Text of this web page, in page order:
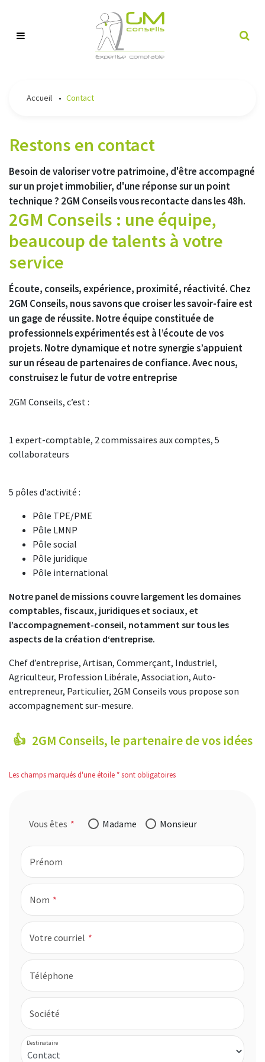
Notre cabinet
Actualités
Blog
Contact
Espace client
Accueil • Contact
Restons en contact
Besoin de valoriser votre patrimoine, d'être accompagné
sur un projet immobilier, d'une réponse sur un point
technique ? 2GM Conseils vous recontacte dans les 48h.
2GM Conseils : une équipe,
beaucoup de talents à votre
service
Écoute, conseils, expérience, proximité, réactivité. Chez
2GM Conseils, nous savons que croiser les savoir-faire est
un gage de réussite. Notre équipe constituée de
professionnels expérimentés est à l’écoute de vos
projets. Notre dynamique et notre synergie s’appuient
sur un réseau de partenaires de confiance. Avec nous,
construisez le futur de votre entreprise
2GM Conseils, c’est :
1 expert-comptable, 2 commissaires aux comptes, 5
collaborateurs
5 pôles d’activité :
Pôle TPE/PME
Pôle LMNP
Pôle social
Pôle juridique
Pôle international
Notre panel de missions couvre largement les domaines
comptables, fiscaux, juridiques et sociaux, et
l’accompagnement-conseil, notamment sur tous les
aspects de la création d‘entreprise.
Chef d’entreprise, Artisan, Commerçant, Industriel,
Agriculteur, Profession Libérale, Association, Auto-
entrepreneur, Particulier, 2GM Conseils vous propose son
accompagnement sur-mesure.
2GM Conseils, le partenaire de vos idées
Les champs marqués d'une étoile * sont obligatoires
Vous êtes Madame Monsieur
Prénom
Nom
Votre courriel
Téléphone
Société
Destinataire